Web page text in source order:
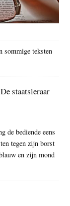
sommige teksten
staatsleraar
de bediende eens
tegen zijn borst
en zijn mond